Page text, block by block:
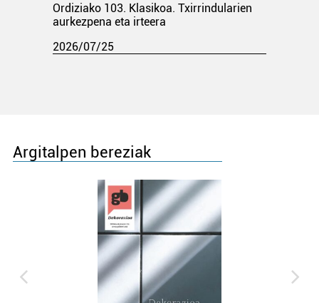
Ordiziako 103. Klasikoa. Txirrindularien
aurkezpena eta irteera
2026/07/25
Argitalpen bereziak